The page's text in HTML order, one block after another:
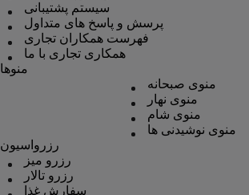
سیستم پشتیبانی
پرسش و پاسخ های متداول
فهرست همکاران تجاری
همکاری تجاری با ما
منوها
منوی صبحانه
منوی نهار
منوی شام
منوی نوشیدنی ها
رزرواسیون
رزرو میز
رزرو تالار
سفارش غذا